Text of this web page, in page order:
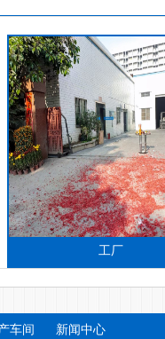
车间 新闻中心